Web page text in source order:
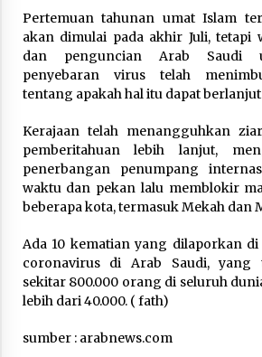
February 7, 2026
Pertemuan tahunan umat Islam
akan dimulai pada akhir Juli, tetapi
dan penguncian Arab Saudi
penyebaran virus telah
tentang apakah hal itu dapat
Kerajaan telah menangguhkan
pemberitahuan lebih lanjut,
penerbangan penumpang
waktu dan pekan lalu memblokir
beberapa kota, termasuk Mekah dan
Ada 10 kematian yang dilaporkan di
coronavirus di Arab Saudi, yang
sekitar 800.000 orang di seluruh
lebih dari 40.000. ( fath)
sumber : arabnews.com